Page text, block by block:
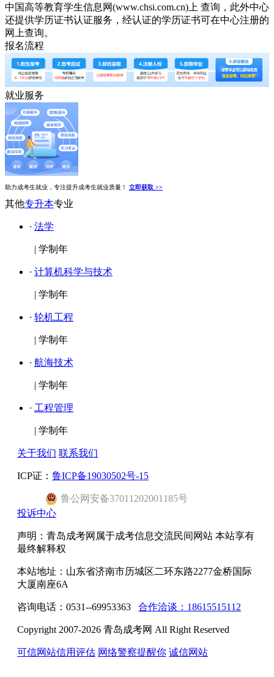
中国高等教育学生信息网(www.chsi.com.cn)上 查询，此外中心
还提供学历证书认证服务，经认证的学历证书可在中心注册的
网上查询。
报名流程
就业服务
助力成考生就业，专注提升成考生就业质量！ 立即获取 >>
其他专升本专业
· 法学
| 学制年
· 计算机科学与技术
| 学制年
· 轮机工程
| 学制年
· 航海技术
| 学制年
· 工程管理
| 学制年
关于我们 联系我们
ICP证： 鲁ICP备19030502号-15
鲁公网安备37011202001185号
投诉中心
声明：青岛成考网属于成考信息交流民间网站 本站享有
最终解释权
本站地址：山东省济南市历城区二环东路2277金桥国际
大厦南座6A
咨询电话：0531--69953363 合作洽谈：18615515112
Copyright 2007-2026 青岛成考网 All Right Reserved
可信网站信用评估 网络警察提醒你 诚信网站